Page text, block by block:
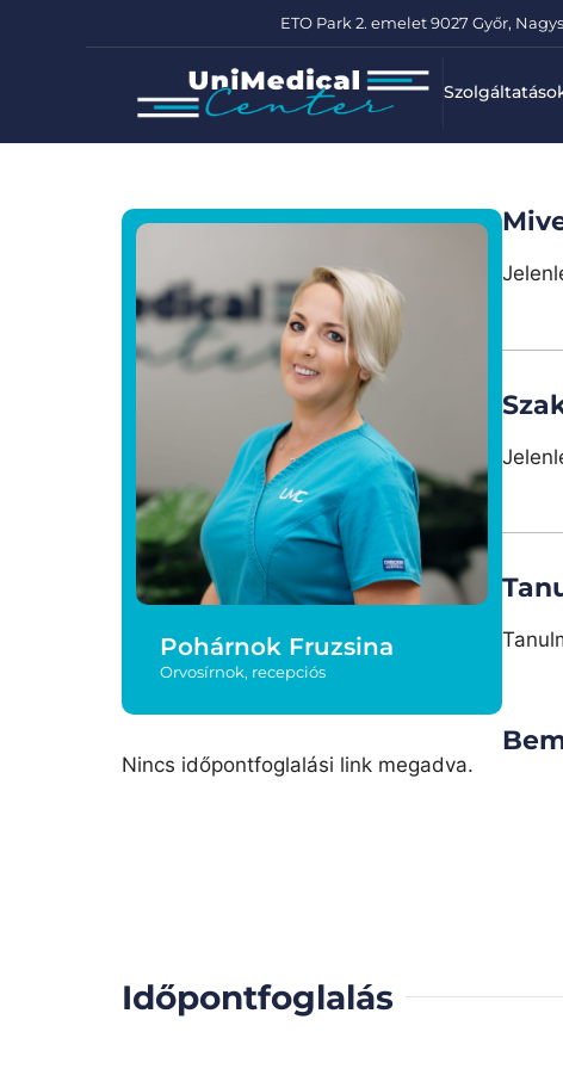
ETO Park 2. emelet 9027 Győr,
Pohárnok Fruzsina
Orvosírnok, recepciós
Nincs időpontfoglalási link megadva.
Időpontfoglalás